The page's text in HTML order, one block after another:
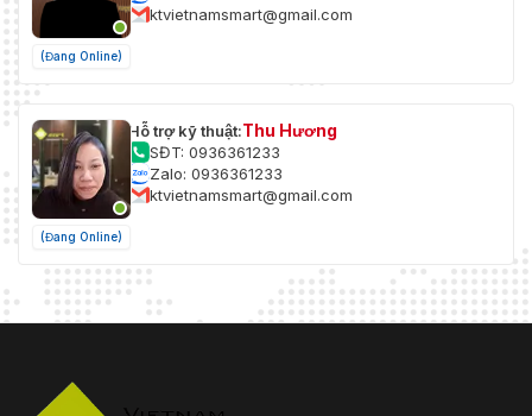
(Đang Online)
ktvietnamsmart@gmail.com
(Đang Online)
Hỗ trợ kỹ thuật:Thu Hương
SĐT: 0936361233
Zalo: 0936361233
ktvietnamsmart@gmail.com